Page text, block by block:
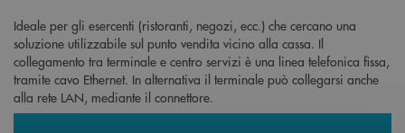
Ideale per gli esercenti (ristoranti, negozi, ecc.) che cercano una
soluzione utilizzabile sul punto vendita vicino alla cassa. Il
collegamento tra terminale e centro servizi è una linea telefonica fissa,
tramite cavo Ethernet. In alternativa il terminale può collegarsi anche
alla rete LAN, mediante il connettore.